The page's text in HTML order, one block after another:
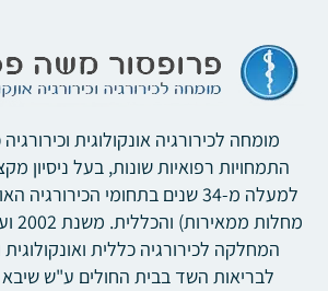
התמחויות רפואיות שונות, בעל ניסיון
למעלה מ-34 שנים בתחומי
המחלקה לכירורגיה כללית
לבריאות השד בבית החולים ע"ש